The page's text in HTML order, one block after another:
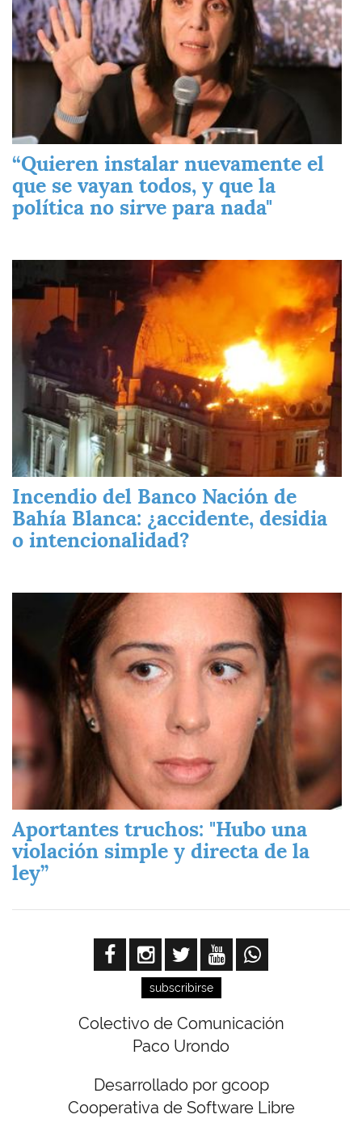
“Quieren instalar nuevamente el
que se vayan todos, y que la
política no sirve para nada"
Incendio del Banco Nación de
Bahía Blanca: ¿accidente, desidia
o intencionalidad?
Aportantes truchos: "Hubo una
violación simple y directa de la
ley”
subscribirse
Colectivo de Comunicación
Paco Urondo
Desarrollado por gcoop
Cooperativa de Software Libre